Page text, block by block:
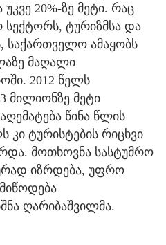
20%-ზე მეტი. რაც
სექტორს, ტურიზმსა და
საქართველო ამაყობს
მაღალი
2012 წელს
მილიონზე მეტი
წინა წლის
კი ტურისტების რიცხვი
მოთხოვნა სასტუმრო
იზრდება, უფრო
ღარიბაშვილმა.